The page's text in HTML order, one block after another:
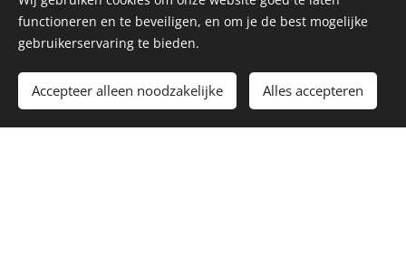
Bestellen kan via deonline winkelof telefonisch,
via e-mail, sms, WhatsApp, ...
Check onzecontactgegevens
functioneren en te beveiligen, en om je de best mogelijke
gebruikerservaring te bieden.
Accepteer alleen noodzakelijke Alles accepteren